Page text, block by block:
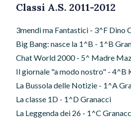
Classi A.S. 2011-2012
3mendi ma Fantastici - 3^F Dino
Big Bang: nasce la 1^B - 1^B
Chat World 2000 - 5^ Madre
Il giornale "a modo nostro" - 4^B
La Bussola delle Notizie - 1^A
La classe 1D - 1^D Granacci
La Leggenda dei 26 - 1^C